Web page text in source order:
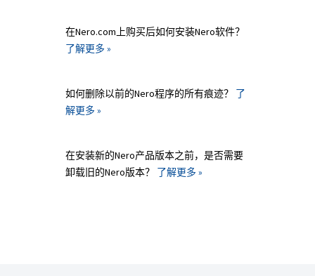
在Nero.com上购买后如何安装Nero软件？
了解更多 »
如何删除以前的Nero程序的所有痕迹？
了
解更多 »
在安装新的Nero产品版本之前，是否需要
卸载旧的Nero版本？
了解更多 »